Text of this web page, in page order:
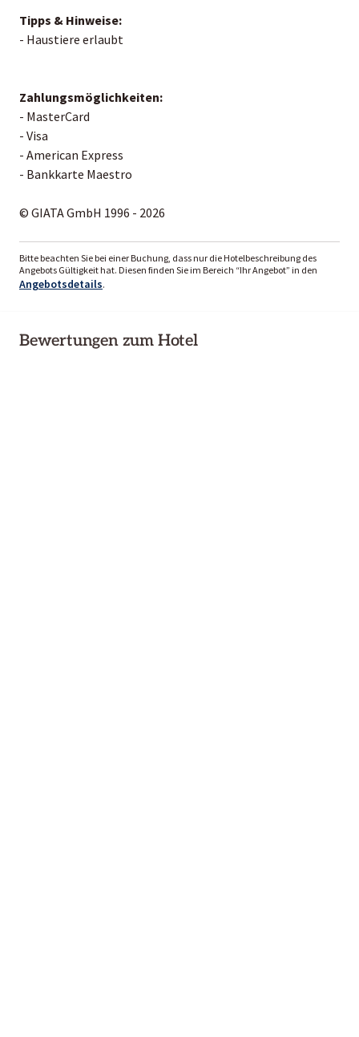
Tipps & Hinweise:
- Haustiere erlaubt
Zahlungsmöglichkeiten:
- MasterCard
- Visa
- American Express
- Bankkarte Maestro
© GIATA GmbH 1996 - 2026
Bitte beachten Sie bei einer Buchung, dass nur die Hotelbeschreibung des
Angebots Gültigkeit hat. Diesen finden Sie im Bereich “Ihr Angebot” in den
Angebotsdetails.
Bewertungen zum Hotel